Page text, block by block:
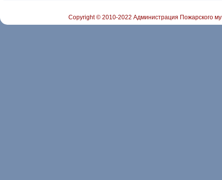
Copyright © 2010-2022 Администрация Пожарского